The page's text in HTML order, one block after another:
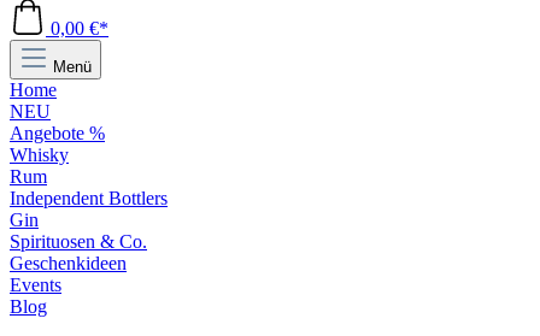
0,00 €*
Menü
Home
NEU
Angebote %
Whisky
Rum
Independent Bottlers
Gin
Spirituosen & Co.
Geschenkideen
Events
Blog